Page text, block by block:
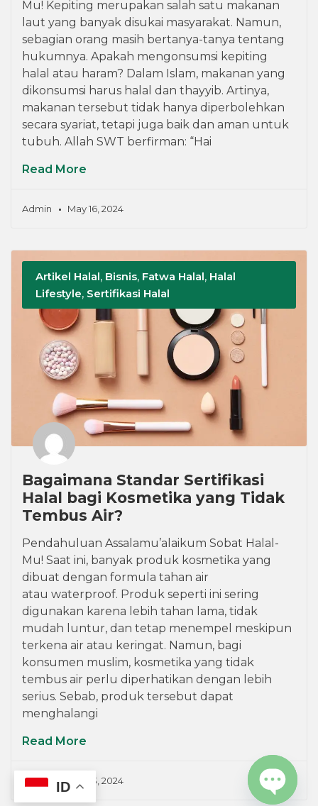
Mu! Kepiting merupakan salah satu makanan
laut yang banyak disukai masyarakat. Namun,
sebagian orang masih bertanya-tanya tentang
hukumnya. Apakah mengonsumsi kepiting
halal atau haram? Dalam Islam, makanan yang
dikonsumsi harus halal dan thayyib. Artinya,
makanan tersebut tidak hanya diperbolehkan
secara syariat, tetapi juga baik dan aman untuk
tubuh. Allah SWT berfirman: “Hai
Read More
Admin May 16, 2024
Artikel Halal, Bisnis, Fatwa Halal, Halal
Lifestyle, Sertifikasi Halal
Bagaimana Standar Sertifikasi
Halal bagi Kosmetika yang Tidak
Tembus Air?
Pendahuluan Assalamu’alaikum Sobat Halal-
Mu! Saat ini, banyak produk kosmetika yang
dibuat dengan formula tahan air
atau waterproof. Produk seperti ini sering
digunakan karena lebih tahan lama, tidak
mudah luntur, dan tetap menempel meskipun
terkena air atau keringat. Namun, bagi
konsumen muslim, kosmetika yang tidak
tembus air perlu diperhatikan dengan lebih
serius. Sebab, produk tersebut dapat
menghalangi
Read More
Admin May 13, 2024
ID
OPEN